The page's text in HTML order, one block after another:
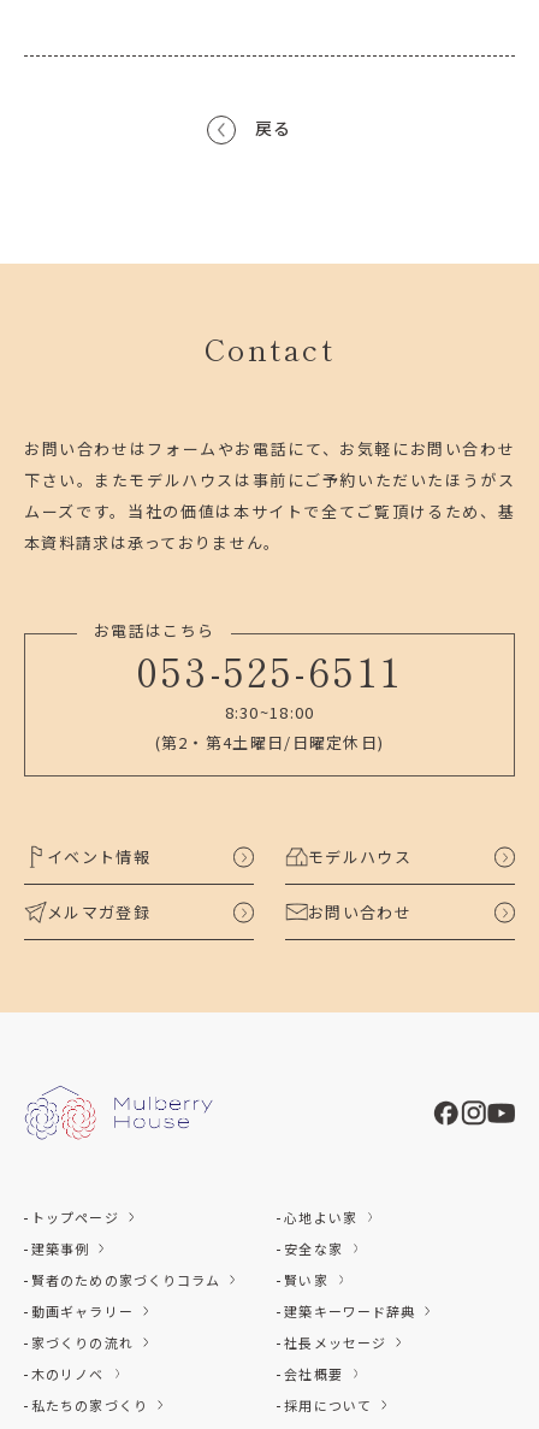
戻る
Contact
お問い合わせはフォームやお電話にて、お気軽にお問い合わせ
下さい。 またモデルハウスは事前にご予約いただいたほうがス
ムーズです。 当社の価値は本サイトで全てご覧頂けるため、基
本資料請求は承っておりません。
お電話はこちら
053-525-6511
8:30~18:00
(第2・第4土曜日/日曜定休日)
イベント情報 モデルハウス
メルマガ登録 お問い合わせ
トップページ
建築事例
賢者のための家づくりコラム
動画ギャラリー
家づくりの流れ
木のリノベ
私たちの家づくり
心地よい家
安全な家
賢い家
建築キーワード辞典
社長メッセージ
会社概要
採用について